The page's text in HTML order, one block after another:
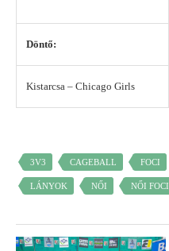
Döntő:
Kistarcsa – Chicago Girls
3V3 CAGEBALL FOCI
LÁNYOK NŐI NŐI FOCI